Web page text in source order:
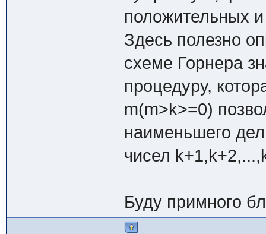
положительных
Здесь полезно
схеме Горнера
процедуру,
m(m>k>=0)
наименьшего
чисел
Буду примного